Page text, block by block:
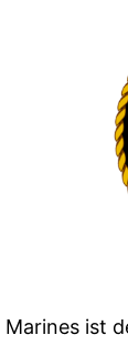
Marines ist